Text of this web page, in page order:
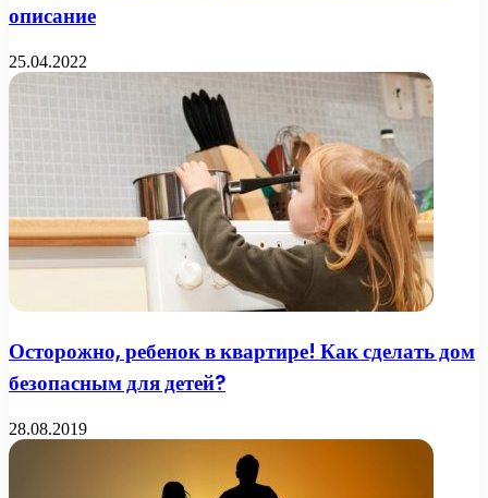
описание
25.04.2022
Осторожно, ребенок в квартире! Как сделать дом
безопасным для детей?
28.08.2019